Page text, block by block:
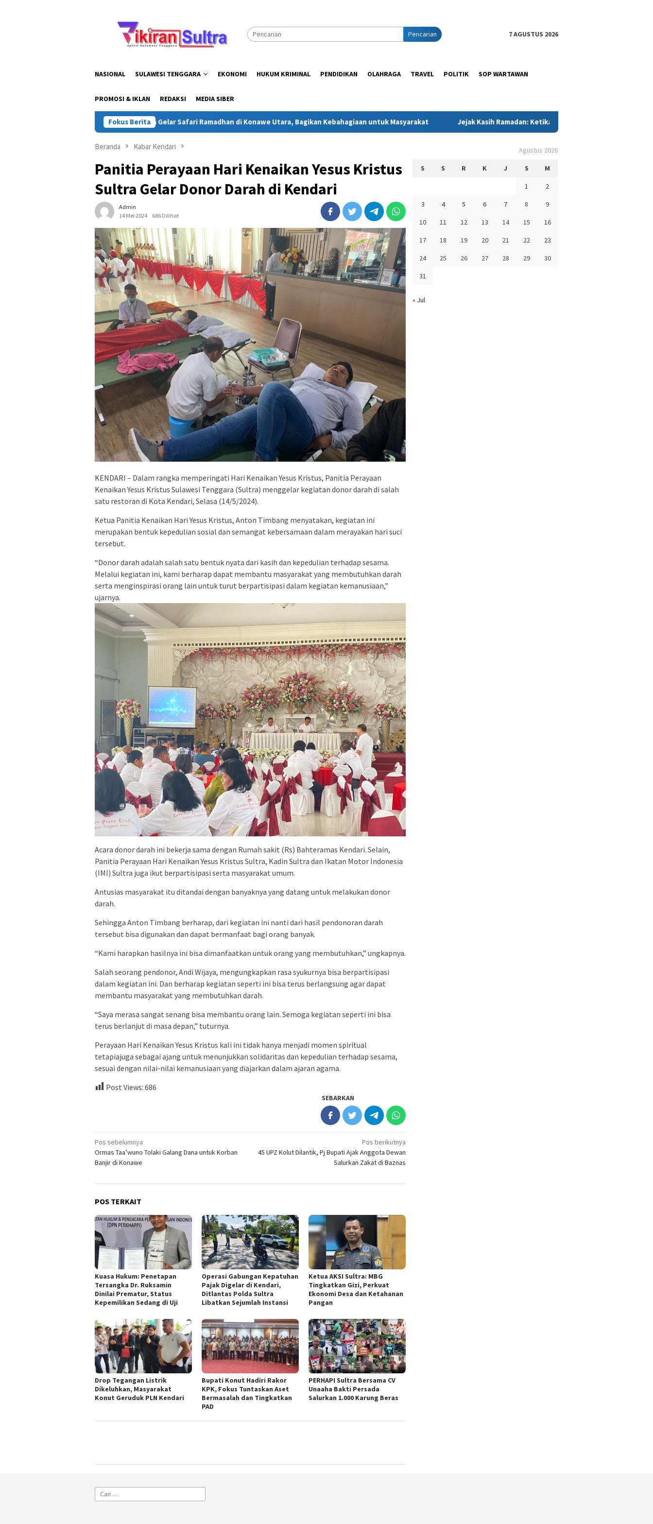
Pencarian
7 AGUSTUS 2026
NASIONAL SULAWESI TENGGARA EKONOMI HUKUM KRIMINAL PENDIDIKAN OLAHRAGA TRAVEL POLITIK SOP WARTAWAN
PROMOSI & IKLAN REDAKSI MEDIA SIBER
Fokus Berita
Kapolda Sultra Gelar Safari Ramadhan di Konawe Utara, Bagikan Kebahagiaan untuk Masyarakat Jejak Kasih Ramadan: Ketika Kadin Sultra Memeluk Anak-Anak Panti
Beranda Kabar Kendari
Panitia Perayaan Hari Kenaikan Yesus Kristus
Sultra Gelar Donor Darah di Kendari
Admin
14 Mei 2024
686 Dilihat
KENDARI – Dalam rangka memperingati Hari Kenaikan Yesus Kristus, Panitia Perayaan
Kenaikan Yesus Kristus Sulawesi Tenggara (Sultra) menggelar kegiatan donor darah di salah
satu restoran di Kota Kendari, Selasa (14/5/2024).
Ketua Panitia Kenaikan Hari Yesus Kristus, Anton Timbang menyatakan, kegiatan ini
merupakan bentuk kepedulian sosial dan semangat kebersamaan dalam merayakan hari suci
tersebut.
“Donor darah adalah salah satu bentuk nyata dari kasih dan kepedulian terhadap sesama.
Melalui kegiatan ini, kami berharap dapat membantu masyarakat yang membutuhkan darah
serta menginspirasi orang lain untuk turut berpartisipasi dalam kegiatan kemanusiaan,”
ujarnya.
Acara donor darah ini bekerja sama dengan Rumah sakit (Rs) Bahteramas Kendari. Selain,
Panitia Perayaan Hari Kenaikan Yesus Kristus Sultra, Kadin Sultra dan Ikatan Motor Indonesia
(IMI) Sultra juga ikut berpartisipasi serta masyarakat umum.
Antusias masyarakat itu ditandai dengan banyaknya yang datang untuk melakukan donor
darah.
Sehingga Anton Timbang berharap, dari kegiatan ini nanti dari hasil pendonoran darah
tersebut bisa digunakan dan dapat bermanfaat bagi orang banyak.
“Kami harapkan hasilnya ini bisa dimanfaatkan untuk orang yang membutuhkan,” ungkapnya.
Salah seorang pendonor, Andi Wijaya, mengungkapkan rasa syukurnya bisa berpartisipasi
dalam kegiatan ini. Dan berharap kegiatan seperti ini bisa terus berlangsung agar dapat
membantu masyarakat yang membutuhkan darah.
“Saya merasa sangat senang bisa membantu orang lain. Semoga kegiatan seperti ini bisa
terus berlanjut di masa depan,” tuturnya.
Perayaan Hari Kenaikan Yesus Kristus kali ini tidak hanya menjadi momen spiritual
tetapiajuga sebagai ajang untuk menunjukkan solidaritas dan kepedulian terhadap sesama,
sesuai dengan nilai-nilai kemanusiaan yang diajarkan dalam ajaran agama.
Post Views: 686
SEBARKAN
Navigasi
pos
Pos sebelumnya
Ormas Taa’wuno Tolaki Galang Dana untuk Korban
Banjir di Konawe
Pos berikutnya
45 UPZ Kolut Dilantik, Pj Bupati Ajak Anggota Dewan
Salurkan Zakat di Baznas
POS TERKAIT
Kuasa Hukum: Penetapan
Tersangka Dr. Ruksamin
Dinilai Prematur, Status
Kepemilikan Sedang di Uji
Operasi Gabungan Kepatuhan
Pajak Digelar di Kendari,
Ditlantas Polda Sultra
Libatkan Sejumlah Instansi
Ketua AKSI Sultra: MBG
Tingkatkan Gizi, Perkuat
Ekonomi Desa dan Ketahanan
Pangan
Drop Tegangan Listrik
Dikeluhkan, Masyarakat
Konut Geruduk PLN Kendari
Bupati Konut Hadiri Rakor
KPK, Fokus Tuntaskan Aset
Bermasalah dan Tingkatkan
PAD
PERHAPI Sultra Bersama CV
Unaaha Bakti Persada
Salurkan 1.000 Karung Beras
Agustus 2026
S S R K J S M
1 2
3 4 5 6 7 8 9
10 11 12 13 14 15 16
17 18 19 20 21 22 23
24 25 26 27 28 29 30
31
« Jul
Cari
untuk: